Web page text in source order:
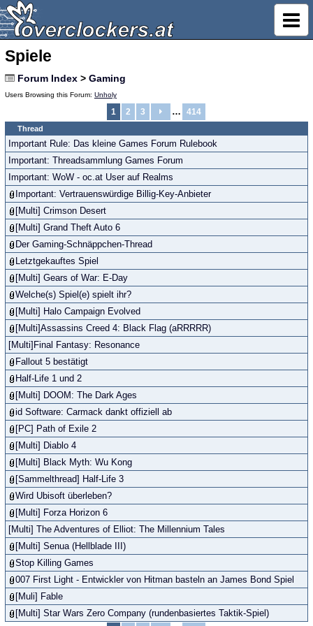
Spiele
Forum Index > Gaming
Users Browsing this Forum: Unholy
1 2 3 … 414
Thread
Important Rule: Das kleine Games Forum Rulebook
Important: Threadsammlung Games Forum
Important: WoW - oc.at User auf Realms
Important: Vertrauenswürdige Billig-Key-Anbieter
[Multi] Crimson Desert
[Multi] Grand Theft Auto 6
Der Gaming-Schnäppchen-Thread
Letztgekauftes Spiel
[Multi] Gears of War: E-Day
Welche(s) Spiel(e) spielt ihr?
[Multi] Halo Campaign Evolved
[Multi]Assassins Creed 4: Black Flag (aRRRRR)
[Multi]Final Fantasy: Resonance
Fallout 5 bestätigt
Half-Life 1 und 2
[Multi] DOOM: The Dark Ages
id Software: Carmack dankt offiziell ab
[PC] Path of Exile 2
[Multi] Diablo 4
[Multi] Black Myth: Wu Kong
[Sammelthread] Half-Life 3
Wird Ubisoft überleben?
[Multi] Forza Horizon 6
[Multi] The Adventures of Elliot: The Millennium Tales
[Multi] Senua (Hellblade III)
Stop Killing Games
007 First Light - Entwickler von Hitman basteln an James Bond Spiel
[Muli] Fable
[Multi] Star Wars Zero Company (rundenbasiertes Taktik-Spiel)